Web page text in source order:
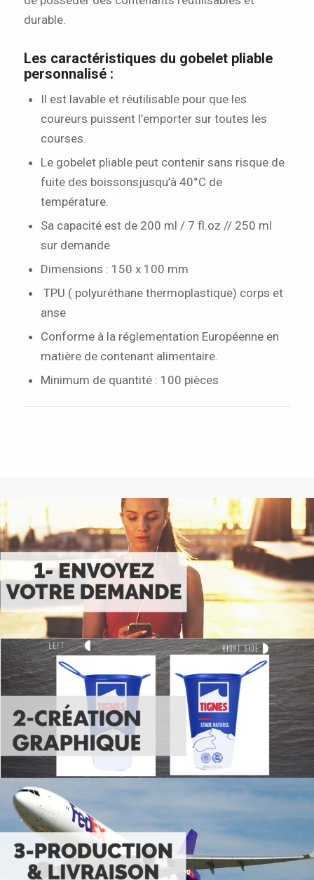
durable.
Les caractéristiques du gobelet pliable
personnalisé :
Il est lavable et réutilisable pour que les
coureurs puissent l’emporter sur toutes les
courses.
Le gobelet pliable peut contenir sans risque de
fuite des boissonsjusqu’à 40°C de
température.
Sa capacité est de 200 ml / 7 fl.oz // 250 ml
sur demande
Dimensions : 150 x 100 mm
TPU ( polyuréthane thermoplastique) corps et
anse
Conforme à la réglementation Européenne en
matière de contenant alimentaire.
Minimum de quantité : 100 pièces